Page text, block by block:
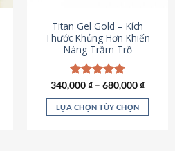
chọn
trên
trang
sản
phẩm
Titan Gel Gold – Kích
Thước Khủng Hơn Khiến
Nàng Trầm Trồ
Được xếp
hạng4.79
5 sao
340,000₫ – 680,000₫
LỰA CHỌN TÙY CHỌN